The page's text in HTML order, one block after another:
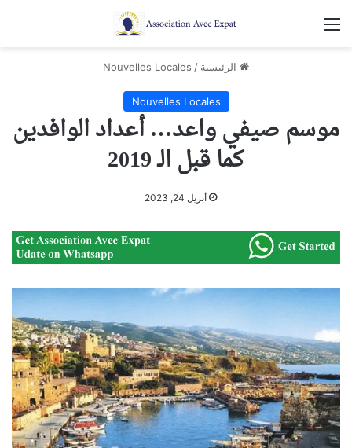
القائمة
الرئيسية /
Nouvelles Locales
Nouvelles Locales
موسم صيفي واعد… أعداد الوافدين
كما قبل الـ 2019
أبريل 24, 2023